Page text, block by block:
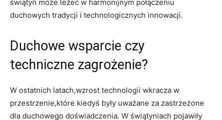
świątyń może leżeć w harmonijnym połączeniu
duchowych tradycji i technologicznych innowacji.
Duchowe wsparcie czy
techniczne zagrożenie?
W ostatnich latach,wzrost technologii wkracza w
przestrzenie,które kiedyś były uważane za zastrzeżone
dla duchowego doświadczenia. W świątyniach pojawiły